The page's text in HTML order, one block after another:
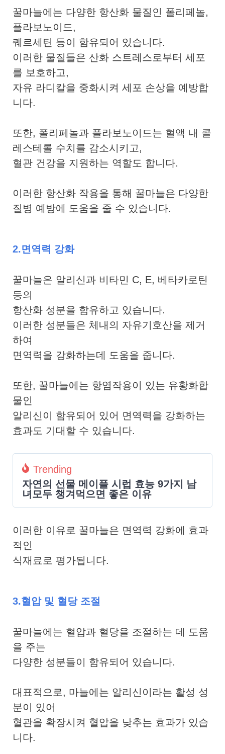
꿀마늘에는 다양한 항산화 물질인 폴리페놀,
플라보노이드,
퀘르세틴 등이 함유되어 있습니다.
이러한 물질들은 산화 스트레스로부터 세포
를 보호하고,
자유 라디칼을 중화시켜 세포 손상을 예방합
니다.
또한, 폴리페놀과 플라보노이드는 혈액 내 콜
레스테롤 수치를 감소시키고,
혈관 건강을 지원하는 역할도 합니다.
이러한 항산화 작용을 통해 꿀마늘은 다양한
질병 예방에 도움을 줄 수 있습니다.
2.면역력 강화
꿀마늘은 알리신과 비타민 C, E, 베타카로틴
등의
항산화 성분을 함유하고 있습니다.
이러한 성분들은 체내의 자유기호산을 제거
하여
면역력을 강화하는데 도움을 줍니다.
또한, 꿀마늘에는 항염작용이 있는 유황화합
물인
알리신이 함유되어 있어 면역력을 강화하는
효과도 기대할 수 있습니다.
Trending
자연의 선물 메이플 시럽 효능 9가지 남
녀모두 챙겨먹으면 좋은 이유
이러한 이유로 꿀마늘은 면역력 강화에 효과
적인
식재료로 평가됩니다.
3.혈압 및 혈당 조절
꿀마늘에는 혈압과 혈당을 조절하는 데 도움
을 주는
다양한 성분들이 함유되어 있습니다.
대표적으로, 마늘에는 알리신이라는 활성 성
분이 있어
혈관을 확장시켜 혈압을 낮추는 효과가 있습
니다.